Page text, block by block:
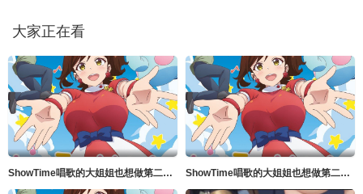
大家正在看
ShowTime唱歌的大姐姐也想做第二季_第04集 ShowTime唱歌的大姐姐也想做第二季_第02集